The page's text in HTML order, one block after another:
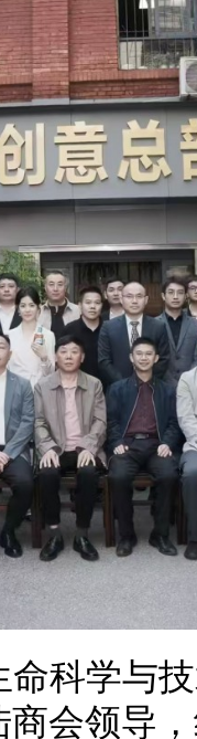
命科学与
会领导